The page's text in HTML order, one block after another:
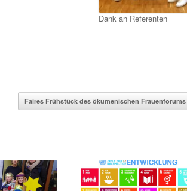
Dank an Referenten
Faires Frühstück des ökumenischen Frauenforums